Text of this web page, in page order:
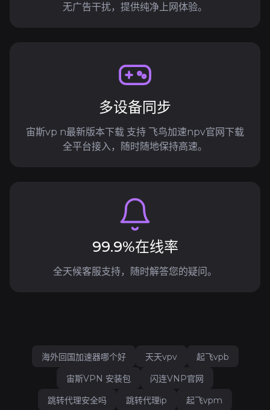
无广告干扰，提供纯净上网体验。
多设备同步
宙斯vp n最新版本下载 支持 飞鸟加速npv官网下载
全平台接入，随时随地保持高速。
99.9%在线率
全天候客服支持，随时解答您的疑问。
海外回国加速器哪个好 天天vpv
起飞vpb
宙斯VPN 安装包
闪连VNP官网
跳转代理安全吗
跳转代理ip 起飞vpm